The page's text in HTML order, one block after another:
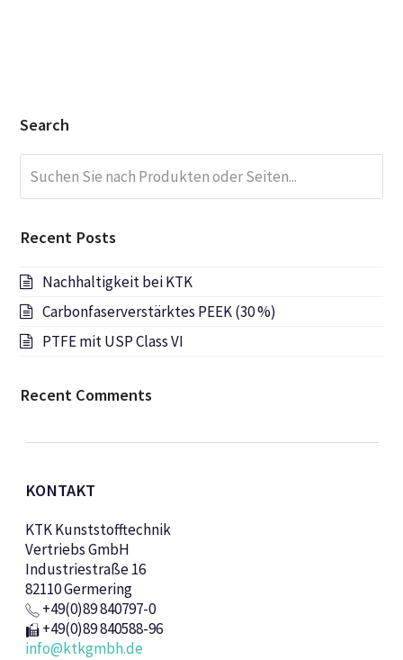
Search
Sie
nach
oder
Recent Posts
Nachhaltigkeit bei KTK
Carbonfaserverstärktes PEEK (30 %)
PTFE mit USP Class VI
Recent Comments
KONTAKT
KTK Kunststofftechnik
Vertriebs GmbH
Industriestraße 16
82110 Germering
+49(0)89 840797-0
+49(0)89 840588-96
info@ktkgmbh.de